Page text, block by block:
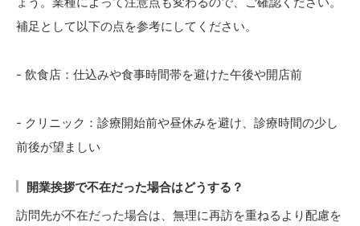
補足として以下の点を参考にしてください。
- 飲食店：仕込みや食事時間帯を避けた午後や開店前
- クリニック：診療開始前や昼休みを避け、診療時間の少し
前後が望ましい
開業挨拶で不在だった場合はどうする？
訪問先が不在だった場合は、無理に再訪を重ねるより配慮を